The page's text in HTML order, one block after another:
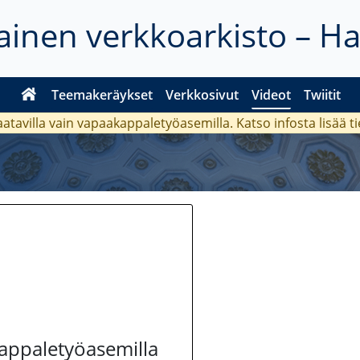
verkkoarkisto –
Teemakeräykset Verkkosivut Videot
Twiitit
vain vapaakappaletyöasemilla. Katso infosta lisää